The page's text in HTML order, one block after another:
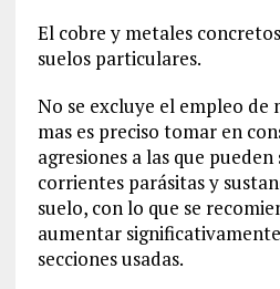
El cobre y metales
suelos particulares.
No se excluye el empleo de
mas es preciso tomar en
agresiones a las que
corrientes parásitas y
suelo, con lo que se
aumentar
secciones usadas.